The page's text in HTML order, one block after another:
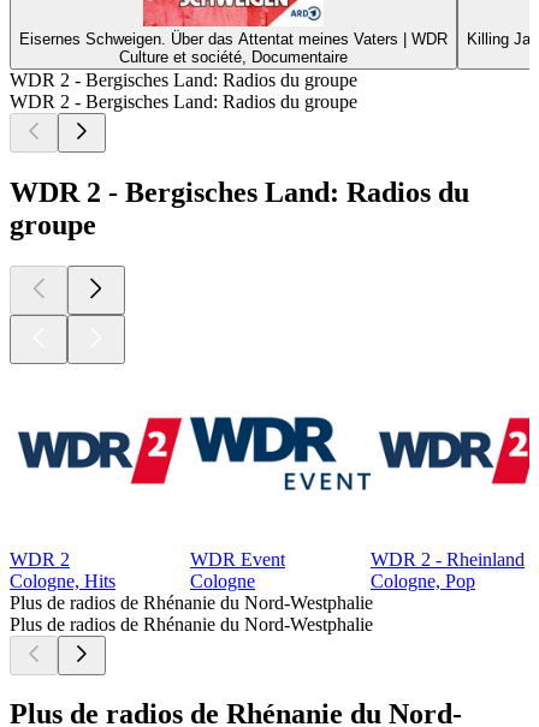
Eisernes Schweigen. Über das Attentat meines Vaters | WDR
Culture et société, Documentaire
Killing
WDR 2 - Bergisches Land: Radios du groupe
WDR 2 - Bergisches Land: Radios du groupe
WDR 2 - Bergisches Land: Radios du
groupe
WDR 2
Cologne, Hits
WDR Event
Cologne
WDR 2 - Rheinland
Cologne, Pop
Plus de radios de Rhénanie du Nord-Westphalie
Plus de radios de Rhénanie du Nord-Westphalie
Plus de radios de Rhénanie du Nord-